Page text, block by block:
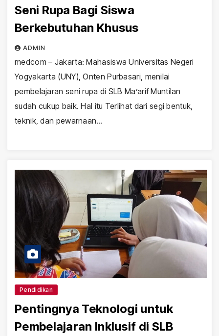
Seni Rupa Bagi Siswa
Berkebutuhan Khusus
ADMIN
medcom – Jakarta: Mahasiswa Universitas Negeri
Yogyakarta (UNY), Onten Purbasari, menilai
pembelajaran seni rupa di SLB Ma’arif Muntilan
sudah cukup baik. Hal itu Terlihat dari segi bentuk,
teknik, dan pewarnaan…
Pendidikan
Pentingnya Teknologi untuk
Pembelajaran Inklusif di SLB